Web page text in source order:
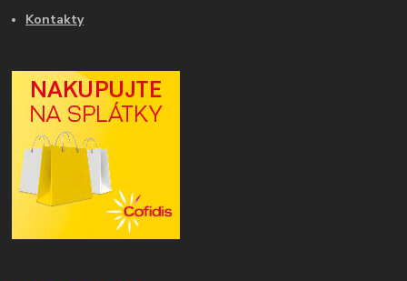
Kontakty